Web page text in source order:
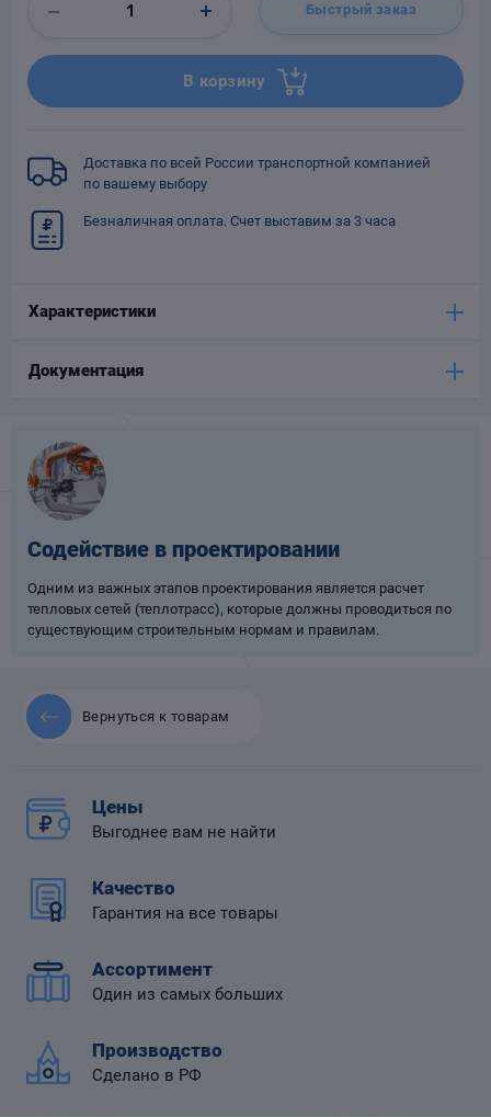
Быстрый заказ
В корзину
Доставка по всей России транспортной компанией
по вашему выбору
Безналичная оплата. Счет выставим за 3 часа
Характеристики
Документация
Содействие в проектировании
Одним из важных этапов проектирования является расчет
тепловых сетей (теплотрасс), которые должны проводиться по
существующим строительным нормам и правилам.
Вернуться к товарам
Цены
Выгоднее вам не найти
Качество
Гарантия на все товары
Ассортимент
Один из самых больших
Производство
Сделано в РФ
стальные
трубопроводов